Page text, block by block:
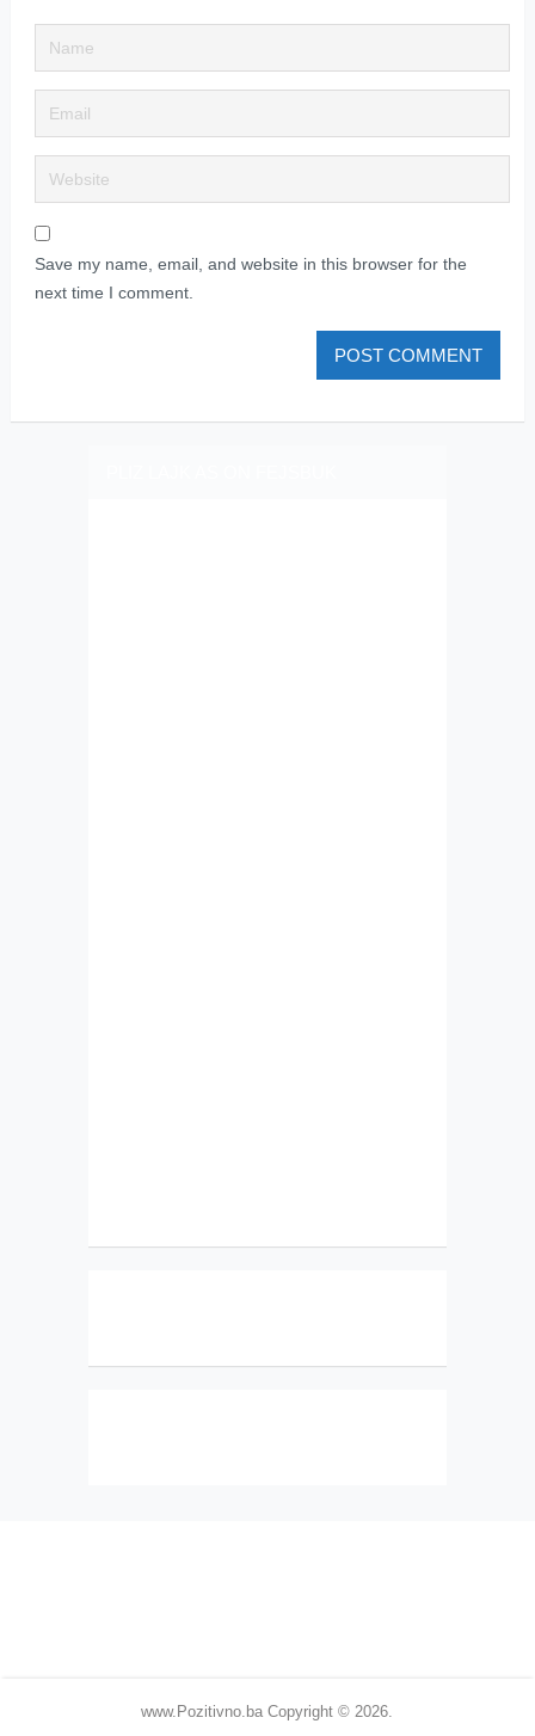
Save my name, email, and website in this browser for the
next time I comment.
www.Pozitivno.ba Copyright © 2026.